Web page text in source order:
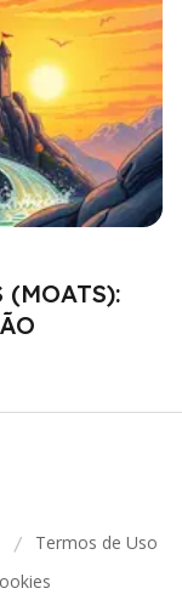
(MOATS):
/ Termos de Uso